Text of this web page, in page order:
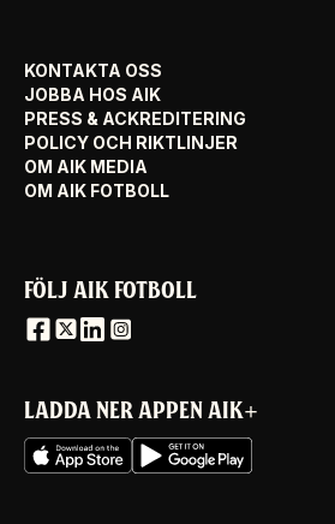
KONTAKTA OSS
JOBBA HOS AIK
PRESS & ACKREDITERING
POLICY OCH RIKTLINJER
OM AIK MEDIA
OM AIK FOTBOLL
FÖLJ AIK FOTBOLL
LADDA NER APPEN AIK+